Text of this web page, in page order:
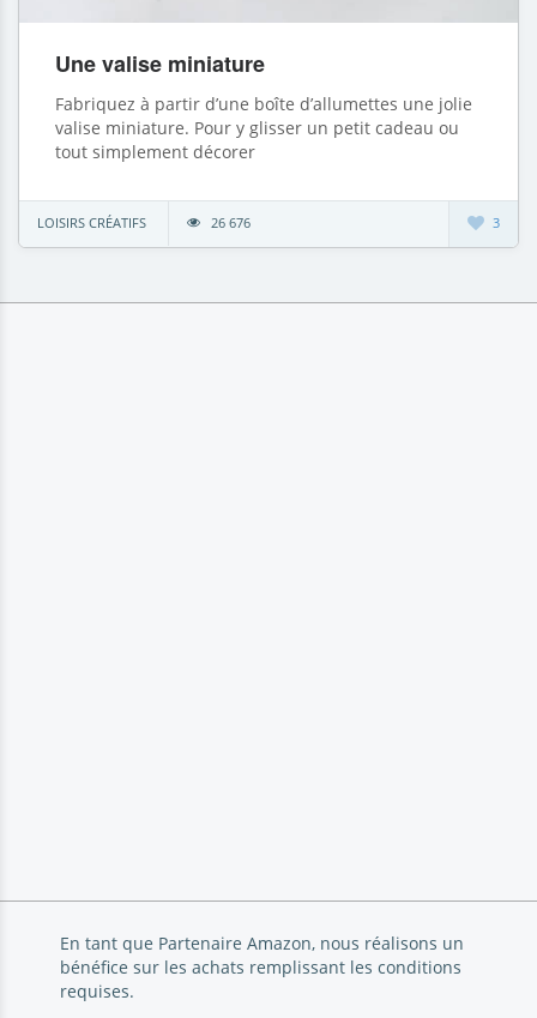
Une valise miniature
Fabriquez à partir d’une boîte d’allumettes une jolie
valise miniature. Pour y glisser un petit cadeau ou
tout simplement décorer
LOISIRS CRÉATIFS 26 676 3
En tant que Partenaire Amazon, nous réalisons un
bénéfice sur les achats remplissant les conditions
requises.